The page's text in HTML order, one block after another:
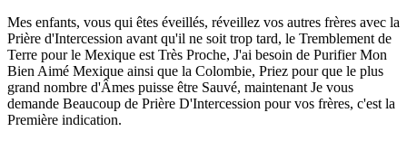
Mes enfants, vous qui êtes éveillés, réveillez vos autres frères avec la
Prière d'Intercession avant qu'il ne soit trop tard, le Tremblement de
Terre pour le Mexique est Très Proche, J'ai besoin de Purifier Mon
Bien Aimé Mexique ainsi que la Colombie, Priez pour que le plus
grand nombre d'Âmes puisse être Sauvé, maintenant Je vous
demande Beaucoup de Prière D'Intercession pour vos frères, c'est la
Première indication.